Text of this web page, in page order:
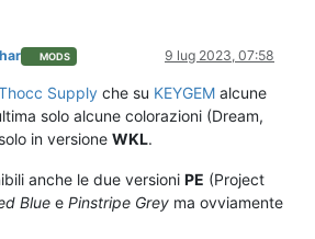
MODS 9 lug 2023, 07:58
Supply che su KEYGEM alcune
solo alcune colorazioni (Dream,
in versione WKL.
anche le due versioni PE (Project
Blue e Pinstripe Grey ma ovviamente